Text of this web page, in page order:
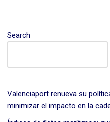
Search
Valenciaport renueva su
minimizar el impacto en la